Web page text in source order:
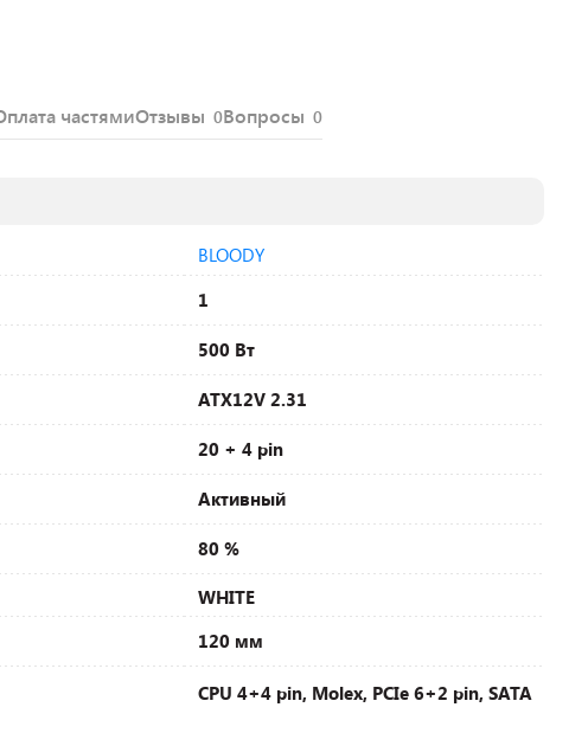
частямиОтзывы 0Вопросы 0
BLOODY
1
500 Вт
ATX12V 2.31
20 + 4 pin
Активный
80 %
WHITE
120 мм
CPU 4+4 pin, Molex, PCIe 6+2 pin, SATA